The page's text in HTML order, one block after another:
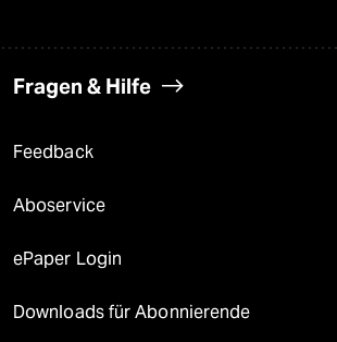
Fragen & Hilfe
Feedback
Aboservice
ePaper Login
Downloads für Abonnierende